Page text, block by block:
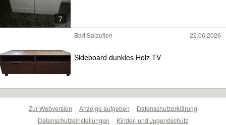
7
Bad Salzuflen 22.06.2026
Sideboard dunkles Holz TV
Zur Webversion Anzeige aufgeben
Datenschutzerklärung
Datenschutzeinstellungen
Kinder- und Jugendschutz